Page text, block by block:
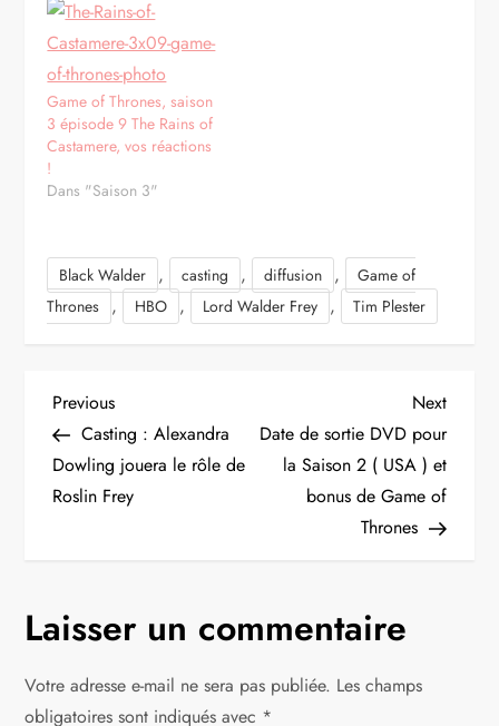
Game of Thrones, saison
3 épisode 9 The Rains of
Castamere, vos réactions
!
Dans "Saison 3"
Black Walder , casting , diffusion ,
Game of
Thrones , HBO , Lord Walder Frey , Tim Plester
N
a
v
g
a
Previous
Post
Previous
Casting : Alexandra
Dowling jouera le rôle de
Roslin Frey
Next
Post
Next
Date de sortie DVD pour
la Saison 2 ( USA ) et
bonus de Game of
Thrones
Laisser un commentaire
Votre adresse e-mail ne sera pas publiée. Les champs
obligatoires sont indiqués avec *